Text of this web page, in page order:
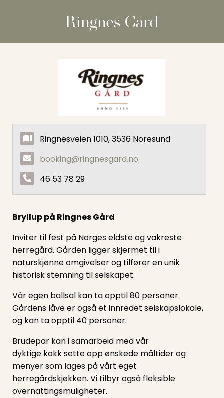
Ringnes Gård
Bryllup på Ringnes Gård
Inviter til fest på Norges eldste og vakreste
herregård. Gården ligger skjermet til i
naturskjønne omgivelser og tilfører en unik
historisk stemning til selskapet.
Vår egen ballsal kan ta opptil 80 personer.
Gårdens låve er også et innredet selskapslokale,
og kan ta opptil 40 personer.
​Brudepar kan i samarbeid med vår
dyktige kokk sette opp ønskede måltider og
menyer som lages på vårt eget
herregårdskjøkken. Vi tilbyr også fleksible
overnattingsmuligheter.
Ringnesveien 1010, 3536 Noresund
booking@ringnesgard.no
46 53 78 29